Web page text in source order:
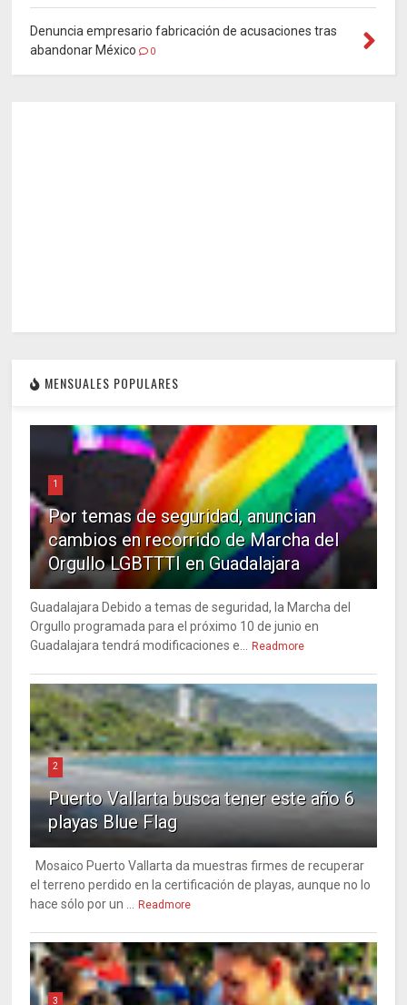
Denuncia empresario fabricación de acusaciones tras
abandonar México
0
MENSUALES POPULARES
1
Por temas de seguridad, anuncian
cambios en recorrido de Marcha del
Orgullo LGBTTTI en Guadalajara
Guadalajara Debido a temas de seguridad, la Marcha del
Orgullo programada para el próximo 10 de junio en
Guadalajara tendrá modificaciones e...
Readmore
2
Puerto Vallarta busca tener este año 6
playas Blue Flag
Mosaico Puerto Vallarta da muestras firmes de recuperar
el terreno perdido en la certificación de playas, aunque no lo
hace sólo por un ...
Readmore
3